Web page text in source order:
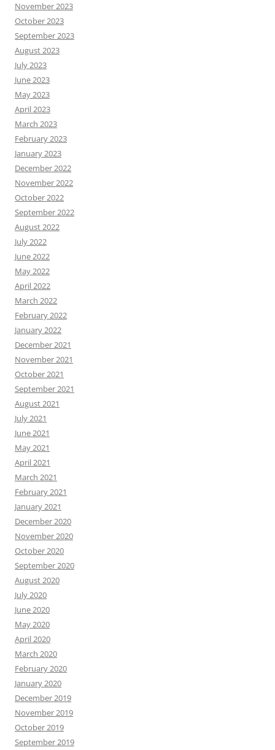
November 2023
October 2023
September 2023
August 2023
July 2023
June 2023
May 2023
April 2023
March 2023
February 2023
January 2023
December 2022
November 2022
October 2022
September 2022
August 2022
July 2022
June 2022
May 2022
April 2022
March 2022
February 2022
January 2022
December 2021
November 2021
October 2021
September 2021
August 2021
July 2021
June 2021
May 2021
April 2021
March 2021
February 2021
January 2021
December 2020
November 2020
October 2020
September 2020
August 2020
July 2020
June 2020
May 2020
April 2020
March 2020
February 2020
January 2020
December 2019
November 2019
October 2019
September 2019